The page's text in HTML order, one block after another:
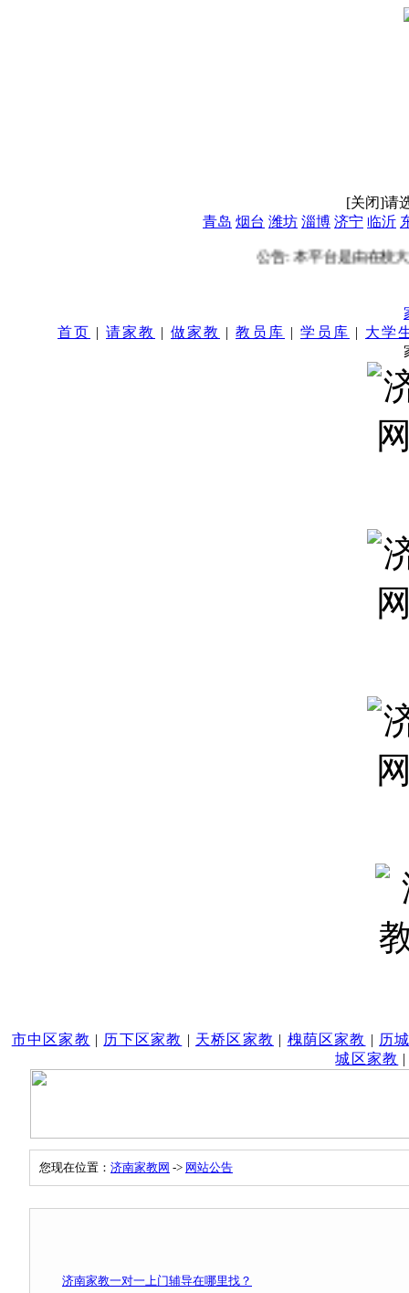
[关闭]请
青岛 烟台 潍坊 淄博 济宁 临沂
公告: 本平台是由在校
首页 | 请家教 | 做家教 | 教员库 | 学员库 | 大学
市中区家教 | 历下区家教 | 天桥区家教 | 槐荫区家教 | 历
城区家教
您现在位置： 济南家教网 -> 网站公告
济南家教一对一上门辅导在哪里找？